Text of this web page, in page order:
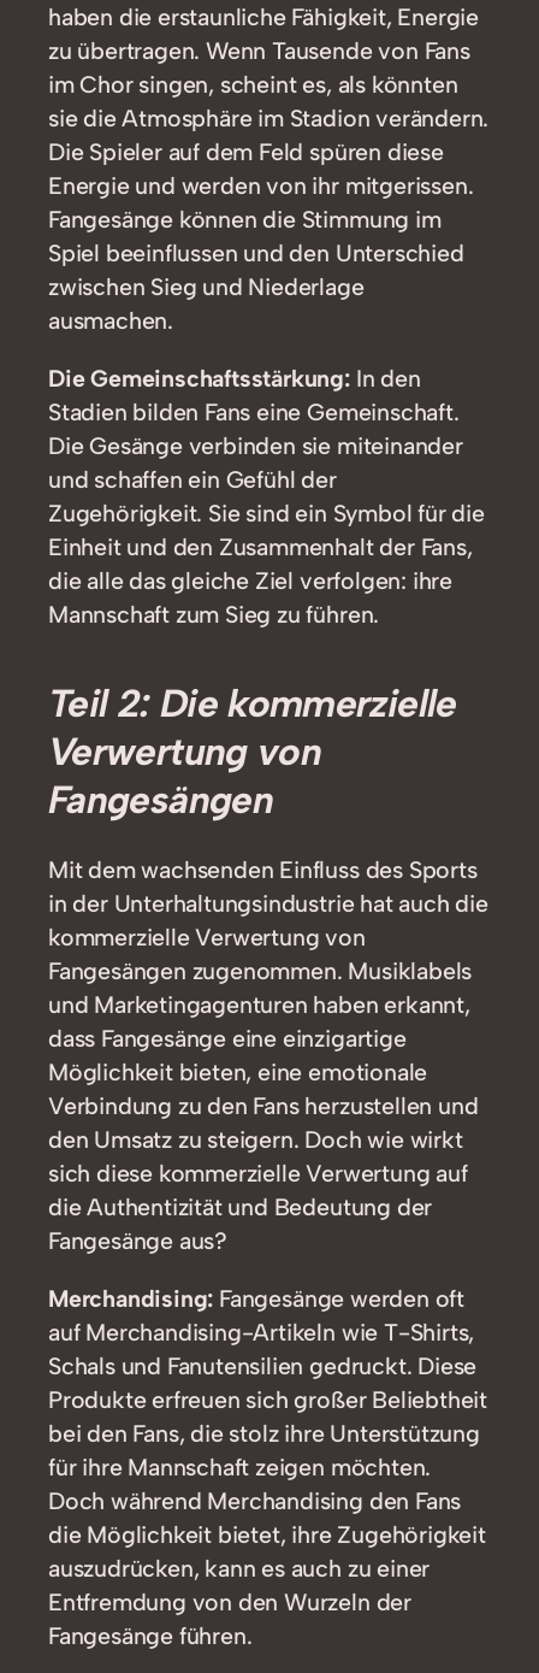
haben die erstaunliche Fähigkeit, Energie
zu übertragen. Wenn Tausende von Fans
im Chor singen, scheint es, als könnten
sie die Atmosphäre im Stadion verändern.
Die Spieler auf dem Feld spüren diese
Energie und werden von ihr mitgerissen.
Fangesänge können die Stimmung im
Spiel beeinflussen und den Unterschied
zwischen Sieg und Niederlage
ausmachen.
Die Gemeinschaftsstärkung:In den
Stadien bilden Fans eine Gemeinschaft.
Die Gesänge verbinden sie miteinander
und schaffen ein Gefühl der
Zugehörigkeit. Sie sind ein Symbol für die
Einheit und den Zusammenhalt der Fans,
die alle das gleiche Ziel verfolgen: ihre
Mannschaft zum Sieg zu führen.
Teil 2: Die kommerzielle
Verwertung von
Fangesängen
Mit dem wachsenden Einfluss des Sports
in der Unterhaltungsindustrie hat auch die
kommerzielle Verwertung von
Fangesängen zugenommen. Musiklabels
und Marketingagenturen haben erkannt,
dass Fangesänge eine einzigartige
Möglichkeit bieten, eine emotionale
Verbindung zu den Fans herzustellen und
den Umsatz zu steigern. Doch wie wirkt
sich diese kommerzielle Verwertung auf
die Authentizität und Bedeutung der
Fangesänge aus?
Merchandising: Fangesänge werden oft
auf Merchandising-Artikeln wie T-Shirts,
Schals und Fanutensilien gedruckt. Diese
Produkte erfreuen sich großer Beliebtheit
bei den Fans, die stolz ihre Unterstützung
für ihre Mannschaft zeigen möchten.
Doch während Merchandising den Fans
die Möglichkeit bietet, ihre Zugehörigkeit
auszudrücken, kann es auch zu einer
Entfremdung von den Wurzeln der
Fangesänge führen.